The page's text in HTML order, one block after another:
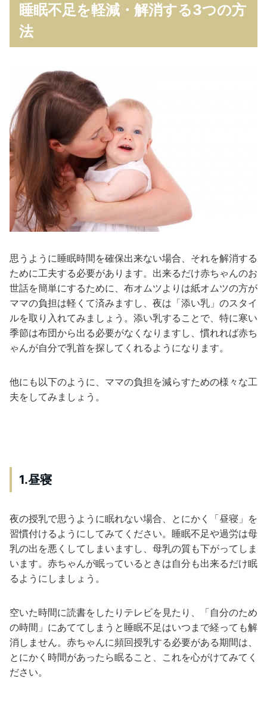
睡眠不足を軽減・解消する3つの方
法
思うように睡眠時間を確保出来ない場合、それを解消する
ために工夫する必要があります。出来るだけ赤ちゃんのお
世話を簡単にするために、布オムツよりは紙オムツの方が
ママの負担は軽くて済みますし、夜は「添い乳」のスタイ
ルを取り入れてみましょう。添い乳することで、特に寒い
季節は布団から出る必要がなくなりますし、慣れれば赤ち
ゃんが自分で乳首を探してくれるようになります。
他にも以下のように、ママの負担を減らすための様々な工
夫をしてみましょう。
1.昼寝
夜の授乳で思うように眠れない場合、とにかく「昼寝」を
習慣付けるようにしてみてください。睡眠不足や過労は母
乳の出を悪くしてしまいますし、母乳の質も下がってしま
います。赤ちゃんが眠っているときは自分も出来るだけ眠
るようにしましょう。
空いた時間に読書をしたりテレビを見たり、「自分のため
の時間」にあててしまうと睡眠不足はいつまで経っても解
消しません。赤ちゃんに頻回授乳する必要がある期間は、
とにかく時間があったら眠ること、これを心がけてみてく
ださい。